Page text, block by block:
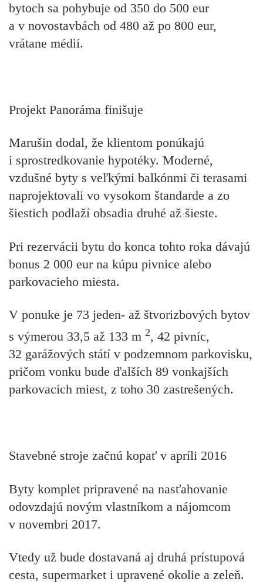
bytoch sa pohybuje od 350 do 500 eur
a v novostavbách od 480 až po 800 eur,
vrátane médií.
Projekt Panoráma finišuje
Marušin dodal, že klientom ponúkajú
i sprostredkovanie hypotéky. Moderné,
vzdušné byty s veľkými balkónmi či terasami
naprojektovali vo vysokom štandarde a zo
šiestich podlaží obsadia druhé až šieste.
Pri rezervácii bytu do konca tohto roka dávajú
bonus 2 000 eur na kúpu pivnice alebo
parkovacieho miesta.
V ponuke je 73 jeden- až štvorizbových bytov
s výmerou 33,5 až 133 m 2, 42 pivníc,
32 garážových státí v podzemnom parkovisku,
pričom vonku bude ďalších 89 vonkajších
parkovacích miest, z toho 30 zastrešených.
Stavebné stroje začnú kopať v apríli 2016
Byty komplet pripravené na nasťahovanie
odovzdajú novým vlastníkom a nájomcom
v novembri 2017.
Vtedy už bude dostavaná aj druhá prístupová
cesta, supermarket i upravené okolie a zeleň.